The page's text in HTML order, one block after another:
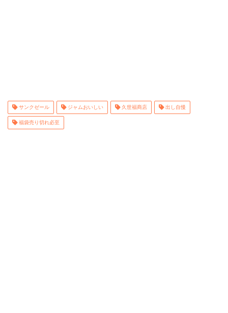
サンクゼール ジャムおいしい 久世福商店 出し自慢
福袋売り切れ必至